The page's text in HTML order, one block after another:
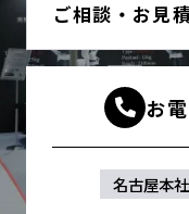
ご相談・お見
お
名古屋本社